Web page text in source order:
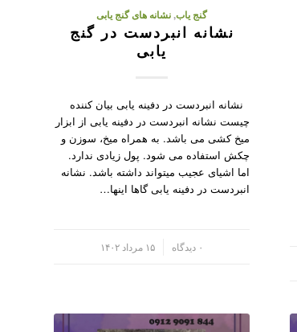
گنج یاب,نشانه های گنج یابی
نشانه انبردست در گنج
یابی
نشانه انبردست در دفینه یابی بیان کننده
چیست نشانه انبردست در دفینه یابی از ابزار
میخ کشی می باشد. به همراه میخ، سوزن و
چکش استفاده می شود. پول زیادی ندارد.
اما اشیای عجیب میتواند داشته باشد. نشانه
انبردست در دفینه یابی گاها اینها…
۰ دیدگاه ۱۵ مرداد ۱۴۰۲